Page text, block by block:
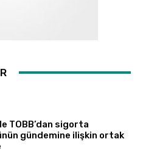
TOBB’dan sigorta
gündemine ilişkin ortak